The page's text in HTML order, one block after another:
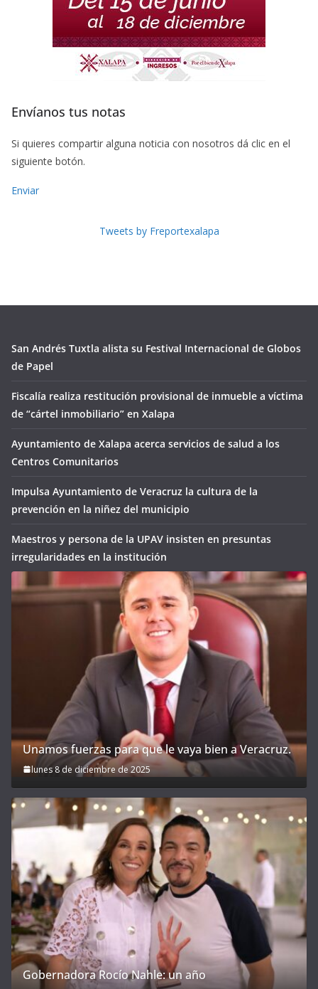
Envíanos tus notas
Si quieres compartir alguna noticia con nosotros dá clic en el
siguiente botón.
Enviar
Tweets by Freportexalapa
San Andrés Tuxtla alista su Festival Internacional de Globos
de Papel
Fiscalía realiza restitución provisional de inmueble a víctima
de “cártel inmobiliario” en Xalapa
Ayuntamiento de Xalapa acerca servicios de salud a los
Centros Comunitarios
Impulsa Ayuntamiento de Veracruz la cultura de la
prevención en la niñez del municipio
Maestros y persona de la UPAV insisten en presuntas
irregularidades en la institución
Unamos fuerzas para que le vaya bien a Veracruz.
lunes 8 de diciembre de 2025
Gobernadora Rocío Nahle: un año